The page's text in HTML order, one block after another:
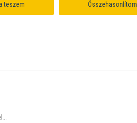
teszem Összehasonlítom